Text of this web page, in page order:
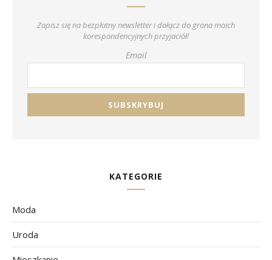
Zapisz się na bezpłatny newsletter i dołącz do grona moich
korespondencyjnych przyjaciół!
Email
KATEGORIE
Moda
Uroda